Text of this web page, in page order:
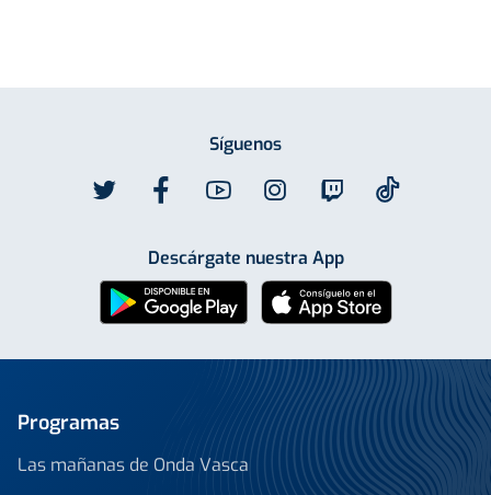
Síguenos
Descárgate nuestra App
Programas
Las mañanas de Onda Vasca